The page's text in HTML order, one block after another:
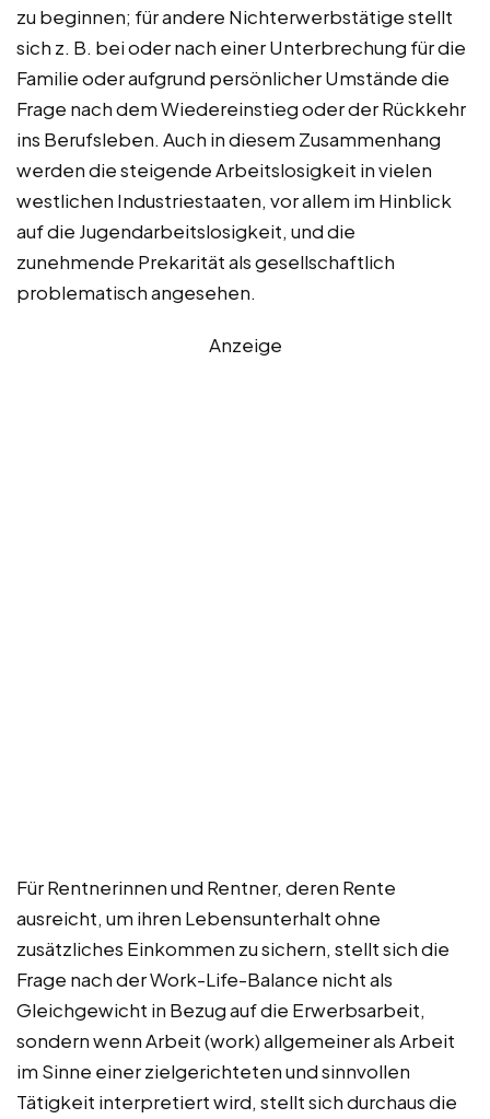
zu beginnen; für andere Nichterwerbstätige stellt
sich z. B. bei oder nach einer Unterbrechung für die
Familie oder aufgrund persönlicher Umstände die
Frage nach dem Wiedereinstieg oder der Rückkehr
ins Berufsleben. Auch in diesem Zusammenhang
werden die steigende Arbeitslosigkeit in vielen
westlichen Industriestaaten, vor allem im Hinblick
auf die Jugendarbeitslosigkeit, und die
zunehmende Prekarität als gesellschaftlich
problematisch angesehen.
Anzeige
Für Rentnerinnen und Rentner, deren Rente
ausreicht, um ihren Lebensunterhalt ohne
zusätzliches Einkommen zu sichern, stellt sich die
Frage nach der Work-Life-Balance nicht als
Gleichgewicht in Bezug auf die Erwerbsarbeit,
sondern wenn Arbeit (work) allgemeiner als Arbeit
im Sinne einer zielgerichteten und sinnvollen
Tätigkeit interpretiert wird, stellt sich durchaus die